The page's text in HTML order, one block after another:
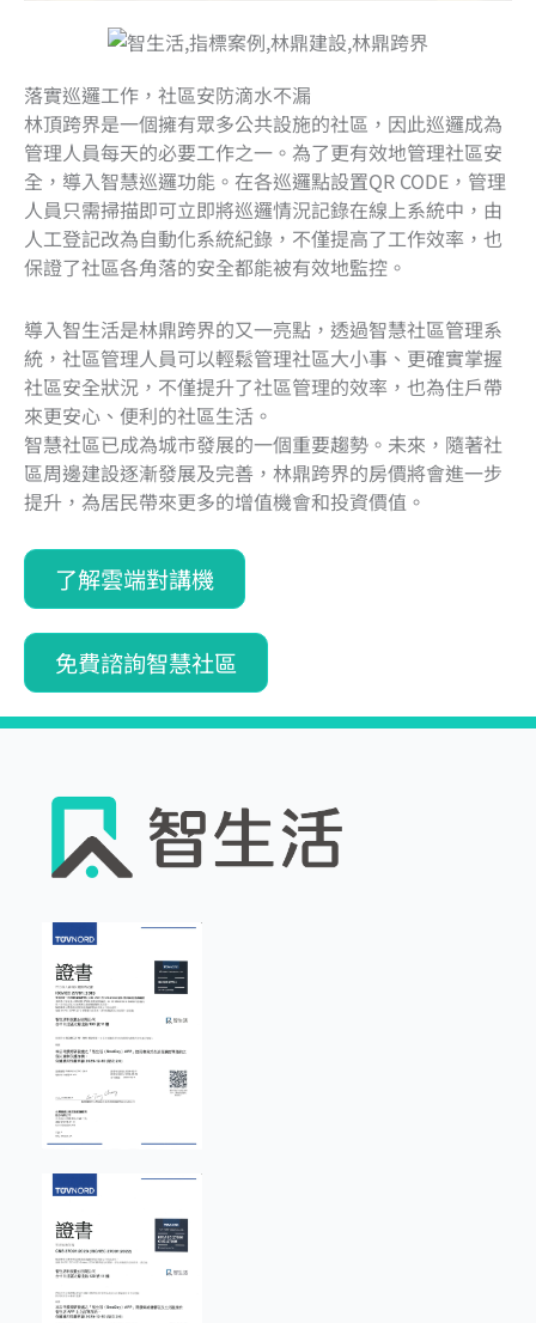
落實巡邏工作，社區安防滴水不漏
林頂跨界是一個擁有眾多公共設施的社區，因此巡邏成為
管理人員每天的必要工作之一。為了更有效地管理社區安
全，導入智慧巡邏功能。在各巡邏點設置QR CODE，管理
人員只需掃描即可立即將巡邏情況記錄在線上系統中，由
人工登記改為自動化系統紀錄，不僅提高了工作效率，也
保證了社區各角落的安全都能被有效地監控。
導入智生活是林鼎跨界的又一亮點，透過智慧社區管理系
統，社區管理人員可以輕鬆管理社區大小事、更確實掌握
社區安全狀況，不僅提升了社區管理的效率，也為住戶帶
來更安心、便利的社區生活。
智慧社區已成為城市發展的一個重要趨勢。未來，隨著社
區周邊建設逐漸發展及完善，林鼎跨界的房價將會進一步
提升，為居民帶來更多的增值機會和投資價值。
了解雲端對講機
免費諮詢智慧社區